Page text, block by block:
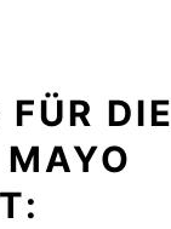
DIE